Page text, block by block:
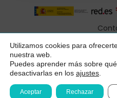
Subtotal:
Ver Carrito
Política de
Utilizamos cookies para
nuestra web.
Puedes aprender más sobre
desactivarlas en los ajustes
Aceptar Rechazar